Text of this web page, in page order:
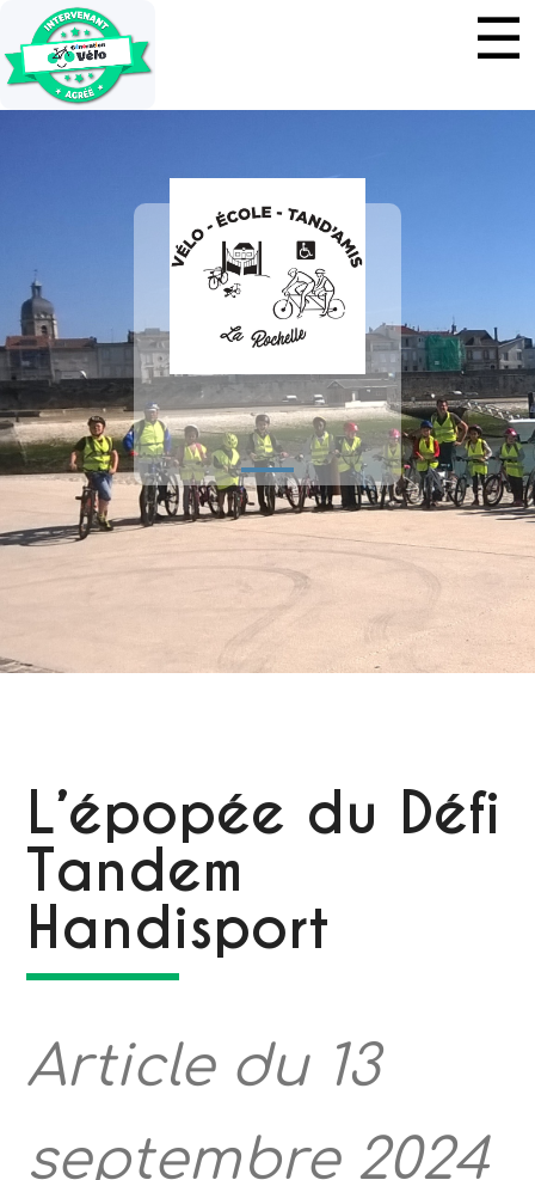
L’épopée du Défi
Tandem
Handisport
Article du 13
septembre 2024